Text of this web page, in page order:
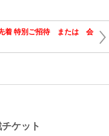
着 特別ご招待 または 会
ケット